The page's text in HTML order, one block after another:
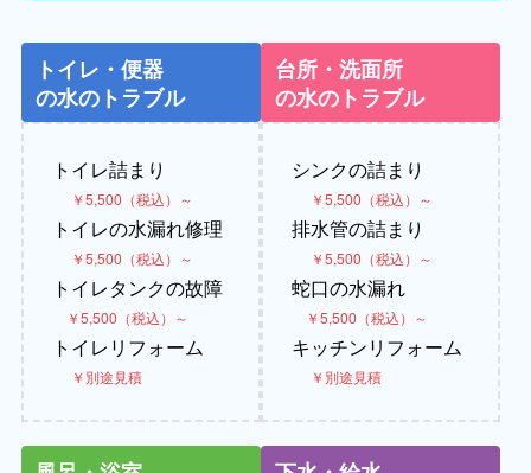
トイレ・便器
の水のトラブル
トイレ詰まり
￥5,500（税込）～
トイレの水漏れ修理
￥5,500（税込）～
トイレタンクの故障
￥5,500（税込）～
トイレリフォーム
￥別途見積
台所・洗面所
の水のトラブル
シンクの詰まり
￥5,500（税込）～
排水管の詰まり
￥5,500（税込）～
蛇口の水漏れ
￥5,500（税込）～
キッチンリフォーム
￥別途見積